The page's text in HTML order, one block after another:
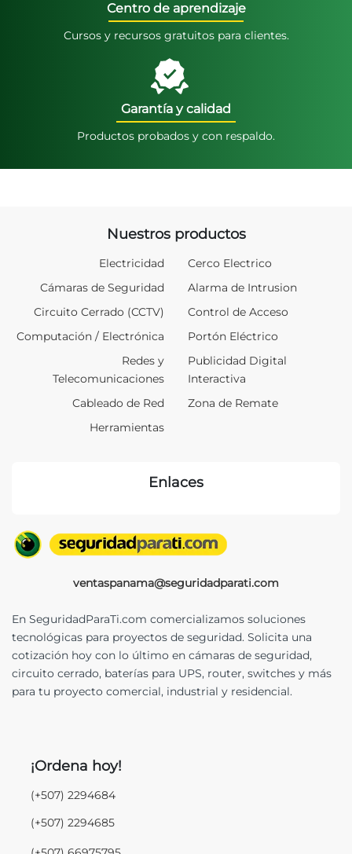
Centro de aprendizaje
Cursos y recursos gratuitos para clientes.
Garantía y calidad
Productos probados y con respaldo.
ventaspanama@seguridadparati.com
En SeguridadParaTi.com comercializamos soluciones
tecnológicas para proyectos de seguridad. Solicita una
cotización hoy con lo último en cámaras de seguridad,
circuito cerrado, baterías para UPS, router, switches y más
para tu proyecto comercial, industrial y residencial.
¡Ordena hoy!
(+507) 2294684
(+507) 2294685
Nuestros productos
Electricidad
Cámaras de Seguridad
Circuito Cerrado (CCTV)
Computación / Electrónica
Redes y
Telecomunicaciones
Cableado de Red
Herramientas
Cerco Electrico
Alarma de Intrusion
Control de Acceso
Portón Eléctrico
Publicidad Digital
Interactiva
Zona de Remate
Enlaces